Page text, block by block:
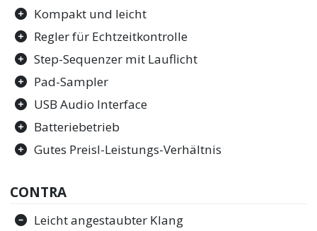
Kompakt und leicht
Regler für Echtzeitkontrolle
Step-Sequenzer mit Lauflicht
Pad-Sampler
USB Audio Interface
Batteriebetrieb
Gutes Preisl-Leistungs-Verhältnis
CONTRA
Leicht angestaubter Klang